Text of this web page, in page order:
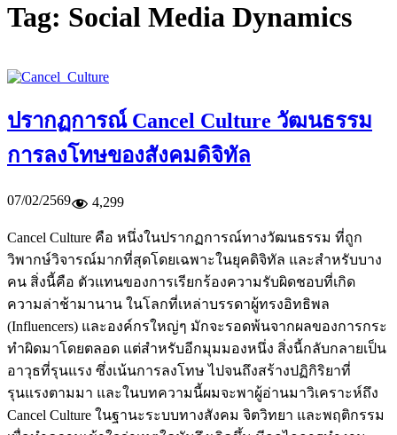
Tag: Social Media Dynamics
ปรากฏการณ์ Cancel Culture วัฒนธรรม
การลงโทษของสังคมดิจิทัล
07/02/2569 4,299
Cancel Culture คือ หนึ่งในปรากฏการณ์ทางวัฒนธรรม ที่ถูก
วิพากษ์วิจารณ์มากที่สุดโดยเฉพาะในยุคดิจิทัล และสำหรับบาง
คน สิ่งนี้คือ ตัวแทนของการเรียกร้องความรับผิดชอบที่เกิด
ความล่าช้ามานาน ในโลกที่เหล่าบรรดาผู้ทรงอิทธิพล
(Influencers) และองค์กรใหญ่ๆ มักจะรอดพ้นจากผลของการกระ
ทำผิดมาโดยตลอด แต่สำหรับอีกมุมมองหนึ่ง สิ่งนี้กลับกลายเป็น
อาวุธที่รุนแรง ซึ่งเน้นการลงโทษ ไปจนถึงสร้างปฏิกิริยาที่
รุนแรงตามมา และในบทความนี้ผมจะพาผู้อ่านมาวิเคราะห์ถึง
Cancel Culture ในฐานะระบบทางสังคม จิตวิทยา และพฤติกรรม